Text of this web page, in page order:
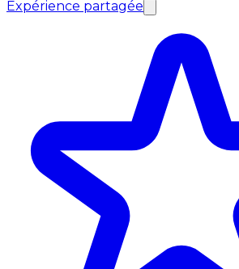
Expérience partagée